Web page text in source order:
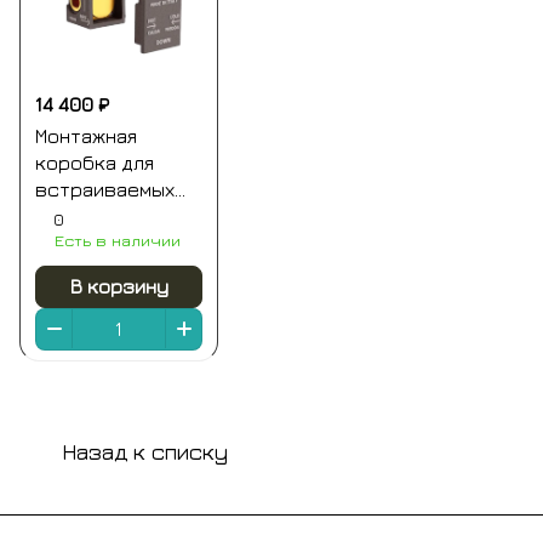
14 400 ₽
Монтажная
коробка для
встраиваемых
смесителей на 1-
2 выхода (для
ххх09kb и хх30kb)
remer
0
Есть в наличии
В корзину
Назад к списку